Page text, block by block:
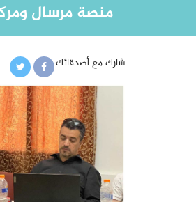
منصة مرسال
شارك مع أصدقائك